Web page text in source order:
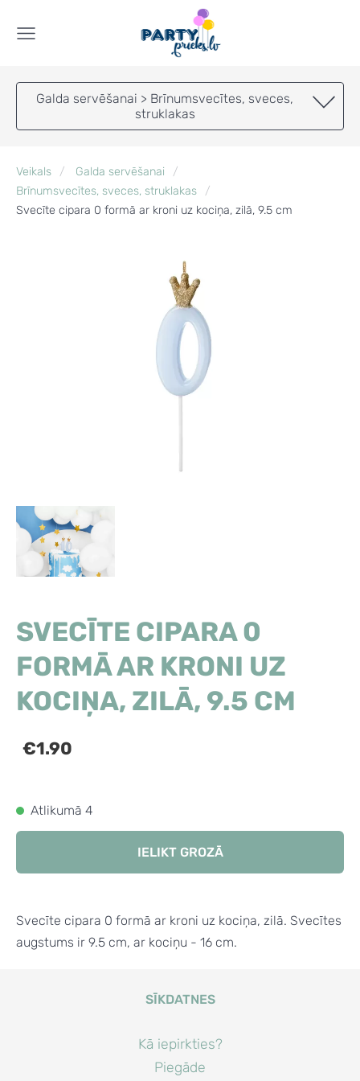
Galda servēšanai > Brīnumsvecītes, sveces,
struklakas
Veikals
Galda servēšanai
Brīnumsvecītes, sveces, struklakas
Svecīte cipara 0 formā ar kroni uz kociņa, zilā, 9.5 cm
SVECĪTE CIPARA 0
FORMĀ AR KRONI UZ
KOCIŅA, ZILĀ, 9.5 CM
€1.90
Atlikumā 4
IELIKT GROZĀ
Svecīte cipara 0 formā ar kroni uz kociņa, zilā. Svecītes
augstums ir 9.5 cm, ar kociņu - 16 cm.
SĪKDATNES
Kā iepirkties?
Piegāde